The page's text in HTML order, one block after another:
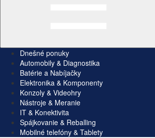
Dnešné ponuky
Automobily & Diagnostika
Batérie a Nabíjačky
Elektronika & Komponenty
Konzoly & Videohry
Nástroje & Meranie
IT & Konektivita
Spájkovanie & Reballing
Mobilné telefóny & Tablety